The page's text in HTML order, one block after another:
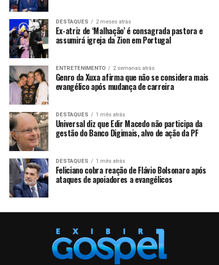
DESTAQUES 2 meses atrás
Ex-atriz de ‘Malhação’ é consagrada pastora e
assumirá igreja da Zion em Portugal
ENTRETENIMENTO 2 semanas atrás
Genro da Xuxa afirma que não se considera mais
evangélico após mudança de carreira
DESTAQUES 1 mês atrás
Universal diz que Edir Macedo não participa da
gestão do Banco Digimais, alvo de ação da PF
DESTAQUES 1 mês atrás
Feliciano cobra reação de Flávio Bolsonaro após
ataques de apoiadores a evangélicos